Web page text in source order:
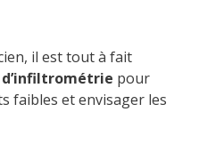
il est tout à fait
pour
faibles et envisager les